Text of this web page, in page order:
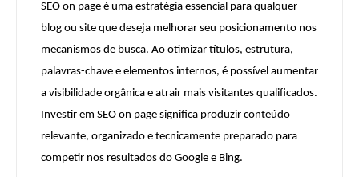
SEO on page é uma estratégia essencial para qualquer
blog ou site que deseja melhorar seu posicionamento nos
mecanismos de busca. Ao otimizar títulos, estrutura,
palavras-chave e elementos internos, é possível aumentar
a visibilidade orgânica e atrair mais visitantes qualificados.
Investir em SEO on page significa produzir conteúdo
relevante, organizado e tecnicamente preparado para
competir nos resultados do Google e Bing.